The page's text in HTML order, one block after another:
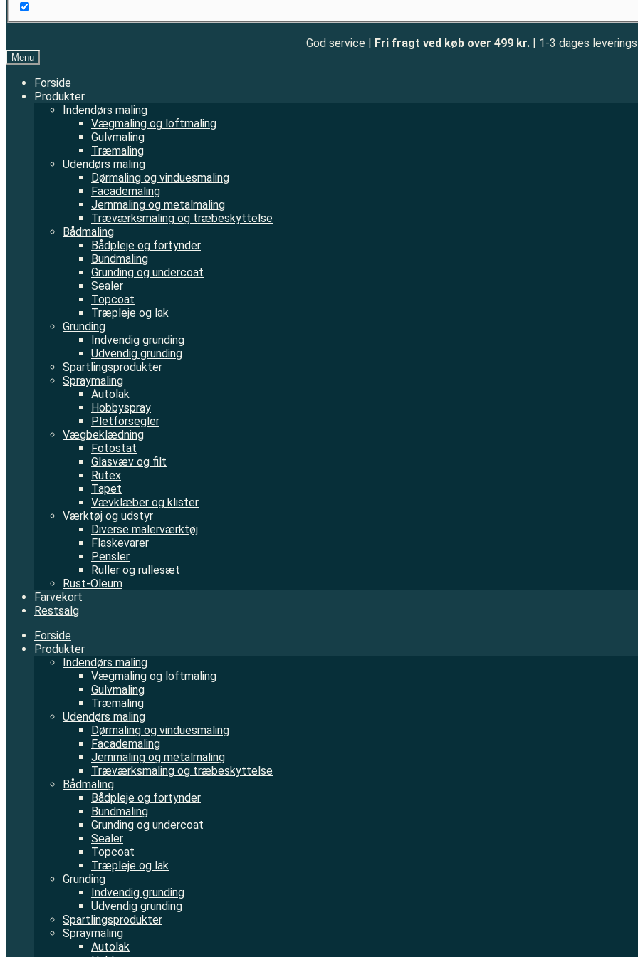
God service | Fri fragt ved køb over 499 kr. | 1-3 dages
Menu
Forside
Produkter
Indendørs maling
Vægmaling og loftmaling
Gulvmaling
Træmaling
Udendørs maling
Dørmaling og vinduesmaling
Facademaling
Jernmaling og metalmaling
Træværksmaling og træbeskyttelse
Bådmaling
Bådpleje og fortynder
Bundmaling
Grunding og undercoat
Sealer
Topcoat
Træpleje og lak
Grunding
Indvendig grunding
Udvendig grunding
Spartlingsprodukter
Spraymaling
Autolak
Hobbyspray
Pletforsegler
Vægbeklædning
Fotostat
Glasvæv og filt
Rutex
Tapet
Vævklæber og klister
Værktøj og udstyr
Diverse malerværktøj
Flaskevarer
Pensler
Ruller og rullesæt
Rust-Oleum
Farvekort
Restsalg
Forside
Produkter
Indendørs maling
Vægmaling og loftmaling
Gulvmaling
Træmaling
Udendørs maling
Dørmaling og vinduesmaling
Facademaling
Jernmaling og metalmaling
Træværksmaling og træbeskyttelse
Bådmaling
Bådpleje og fortynder
Bundmaling
Grunding og undercoat
Sealer
Topcoat
Træpleje og lak
Grunding
Indvendig grunding
Udvendig grunding
Spartlingsprodukter
Spraymaling
Autolak